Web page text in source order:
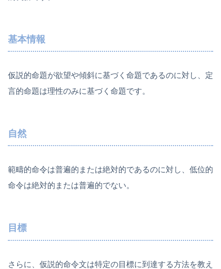
基本情報
仮説的命題が欲望や傾斜に基づく命題であるのに対し、定
言的命題は理性のみに基づく命題です。
自然
範疇的命令は普遍的または絶対的であるのに対し、低位的
命令は絶対的または普遍的でない。
目標
さらに、仮説的命令文は特定の目標に到達する方法を教え